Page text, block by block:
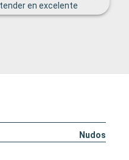
en excelente
Nudos